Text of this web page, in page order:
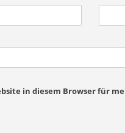
in diesem Browser für